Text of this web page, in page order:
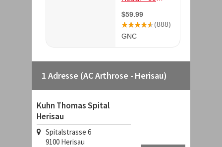
1 Adresse (AC Arthrose - Herisau)
Kuhn Thomas Spital
Herisau
Spitalstrasse 6
9100 Herisau